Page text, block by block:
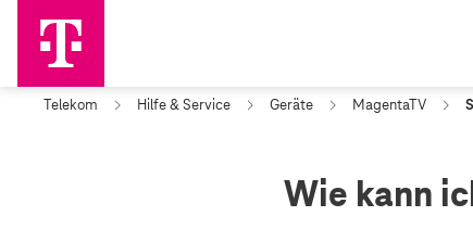
Telekom Hilfe & Service Geräte MagentaTV
Wie kann